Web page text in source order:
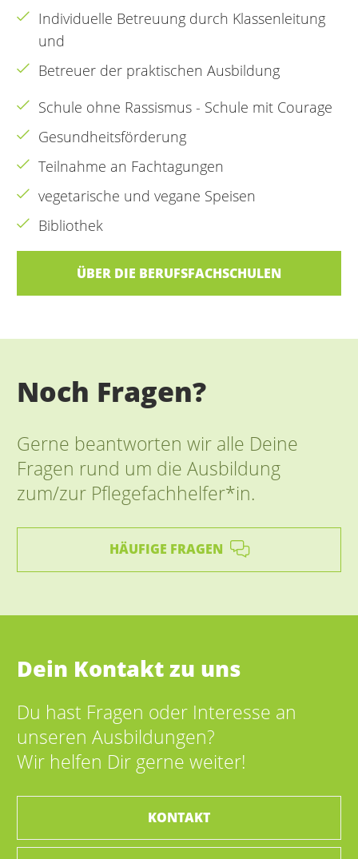
Individuelle Betreuung durch Klassenleitung
und
Betreuer der praktischen Ausbildung
Schule ohne Rassismus - Schule mit Courage
Gesundheitsförderung
Teilnahme an Fachtagungen
vegetarische und vegane Speisen
Bibliothek
ÜBER DIE BERUFSFACHSCHULEN
Noch Fragen?
Gerne beantworten wir alle Deine
Fragen rund um die Ausbildung
zum/zur Pflegefachhelfer*in.
HÄUFIGE FRAGEN
Dein Kontakt zu uns
Du hast Fragen oder Interesse an
unseren Ausbildungen?
Wir helfen Dir gerne weiter!
KONTAKT